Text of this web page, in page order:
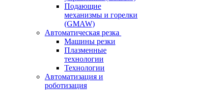
Подающие
механизмы и горелки
(GMAW)
Автоматическая резка
Машины резки
Плазменные
технологии
Технологии
Автоматизация и
роботизация